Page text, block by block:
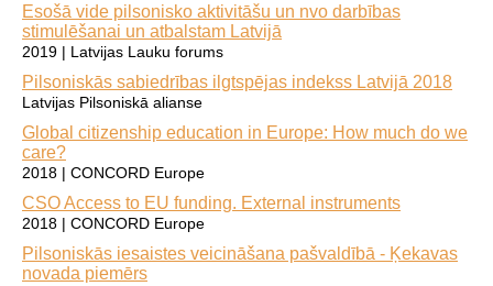
Esošā vide pilsonisko aktivitāšu un nvo darbības
stimulēšanai un atbalstam Latvijā
2019 | Latvijas Lauku forums
Pilsoniskās sabiedrības ilgtspējas indekss Latvijā 2018
Latvijas Pilsoniskā alianse
Global citizenship education in Europe: How much do we
care?
2018 | CONCORD Europe
CSO Access to EU funding. External instruments
2018 | CONCORD Europe
Pilsoniskās iesaistes veicināšana pašvaldībā - Ķekavas
novada piemērs